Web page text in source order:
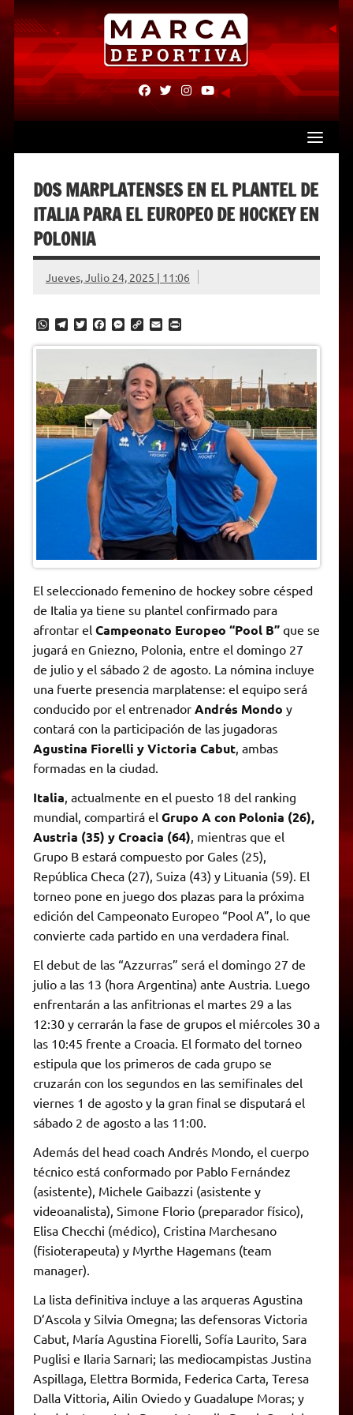
Skip
to
content
fab
fa-
fab
fa-
fab fab
DOS MARPLATENSES EN EL PLANTEL DE
ITALIA PARA EL EUROPEO DE HOCKEY EN
POLONIA
Jueves, Julio 24, 2025 | 11:06
W
a
A
p
p
T
l
g
r
a
m
T
i
t
t
e
r
F
c
b
o
o
k
M
s
s
e
n
g
e
r
C
p
y
L
i
n
k
E
a
l
P
i
t
F
r
i
e
n
d
l
y
El seleccionado femenino de hockey sobre césped
de Italia ya tiene su plantel confirmado para
afrontar el Campeonato Europeo “Pool B”que se
jugará en Gniezno, Polonia, entre el domingo 27
de julio y el sábado 2 de agosto. La nómina incluye
una fuerte presencia marplatense: el equipo será
conducido por el entrenador Andrés Mondo y
contará con la participación de las jugadoras
Agustina Fiorelli y Victoria Cabut, ambas
formadas en la ciudad.
Italia , actualmente en el puesto 18 del ranking
mundial, compartirá el Grupo A con Polonia (26),
Austria (35) y Croacia (64) , mientras que el
Grupo B estará compuesto por Gales (25),
República Checa (27), Suiza (43) y Lituania (59). El
torneo pone en juego dos plazas para la próxima
edición del Campeonato Europeo “Pool A”, lo que
convierte cada partido en una verdadera final.
El debut de las “Azzurras” será el domingo 27 de
julio a las 13 (hora Argentina) ante Austria. Luego
enfrentarán a las anfitrionas el martes 29 a las
12:30 y cerrarán la fase de grupos el miércoles 30 a
las 10:45 frente a Croacia. El formato del torneo
estipula que los primeros de cada grupo se
cruzarán con los segundos en las semifinales del
viernes 1 de agosto y la gran final se disputará el
sábado 2 de agosto a las 11:00.
Además del head coach Andrés Mondo, el cuerpo
técnico está conformado por Pablo Fernández
(asistente), Michele Gaibazzi (asistente y
videoanalista), Simone Florio (preparador físico),
Elisa Checchi (médico), Cristina Marchesano
(fisioterapeuta) y Myrthe Hagemans (team
manager).
La lista definitiva incluye a las arqueras Agustina
D’Ascola y Silvia Omegna; las defensoras Victoria
Cabut, María Agustina Fiorelli, Sofía Laurito, Sara
Puglisi e Ilaria Sarnari; las mediocampistas Justina
Aspillaga, Elettra Bormida, Federica Carta, Teresa
Dalla Vittoria, Ailin Oviedo y Guadalupe Moras; y